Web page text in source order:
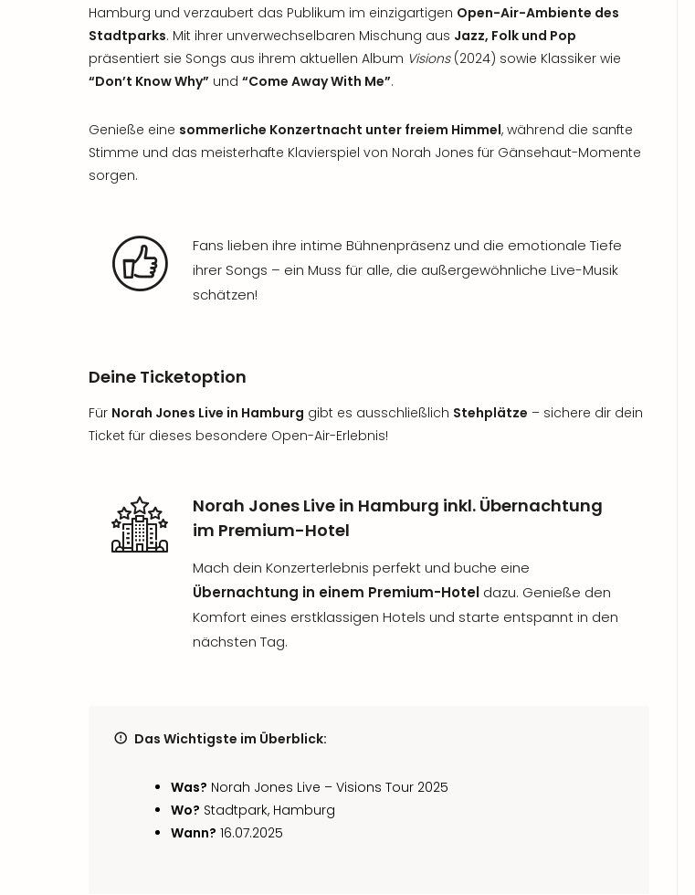
Hamburg und verzaubert das Publikum im einzigartigen Open-Air-Ambiente des
Stadtparks. Mit ihrer unverwechselbaren Mischung aus Jazz, Folk und Pop
präsentiert sie Songs aus ihrem aktuellen Album Visions(2024) sowie Klassiker wie
“Don’t Know Why” und “Come Away With Me”.
Genieße eine sommerliche Konzertnacht unter freiem Himmel, während die sanfte
Stimme und das meisterhafte Klavierspiel von Norah Jones für Gänsehaut-Momente
sorgen.
Fans lieben ihre intime Bühnenpräsenz und die emotionale Tiefe
ihrer Songs – ein Muss für alle, die außergewöhnliche Live-Musik
schätzen!
Deine Ticketoption
Für Norah Jones Live in Hamburg gibt es ausschließlich Stehplätze – sichere dir dein
Ticket für dieses besondere Open-Air-Erlebnis!
Norah Jones Live in Hamburg inkl. Übernachtung
im Premium-Hotel
Mach dein Konzerterlebnis perfekt und buche eine
Übernachtung in einem Premium-Hotel dazu. Genieße den
Komfort eines erstklassigen Hotels und starte entspannt in den
nächsten Tag.
Das Wichtigste im Überblick:
Was? Norah Jones Live – Visions Tour 2025
Wo? Stadtpark, Hamburg
Wann? 16.07.2025